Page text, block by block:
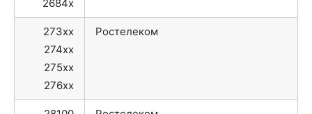
2684x
273xx
274xx
275xx
276xx
Ростелеком